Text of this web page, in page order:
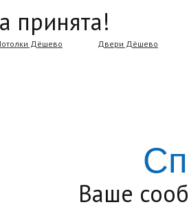
принята!
Дёшево Двери Дёшево
Ваше